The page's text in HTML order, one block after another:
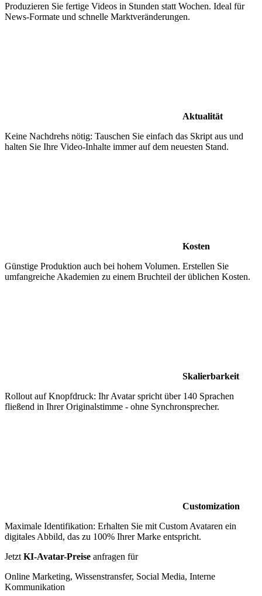
Produzieren Sie fertige Videos in Stunden statt Wochen. Ideal für
News-Formate und schnelle Marktveränderungen.
Aktualität
Keine Nachdrehs nötig: Tauschen Sie einfach das Skript aus und
halten Sie Ihre Video-Inhalte immer auf dem neuesten Stand.
Kosten
Günstige Produktion auch bei hohem Volumen. Erstellen Sie
umfangreiche Akademien zu einem Bruchteil der üblichen Kosten.
Skalierbarkeit
Rollout auf Knopfdruck: Ihr Avatar spricht über 140 Sprachen
fließend in Ihrer Originalstimme - ohne Synchronsprecher.
Customization
Maximale Identifikation: Erhalten Sie mit Custom Avataren ein
digitales Abbild, das zu 100% Ihrer Marke entspricht.
Jetzt KI-Avatar-Preise anfragen für
Online Marketing, Wissenstransfer, Social Media, Interne
Kommunikation